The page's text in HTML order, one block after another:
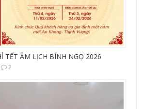
TẾT ÂM LỊCH BÍNH NGỌ 2026
2